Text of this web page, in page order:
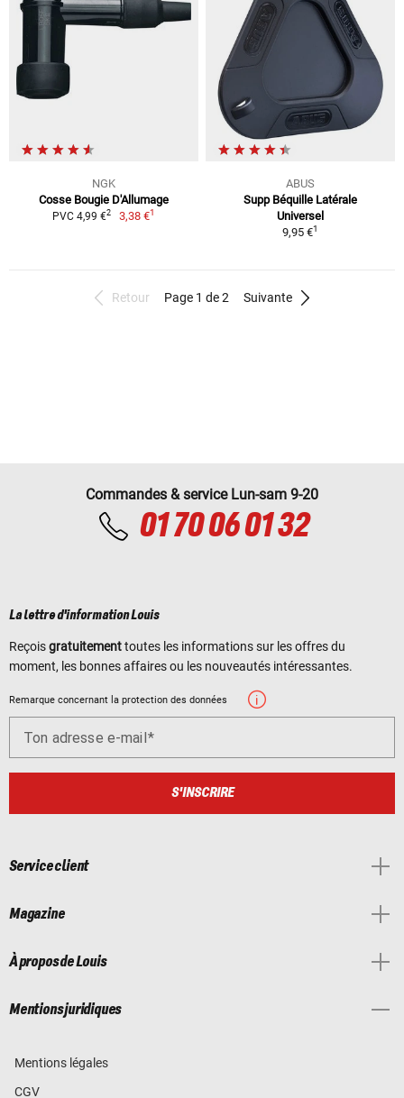
NGK
Cosse Bougie D'Allumage
PVC 4,99 €2 3,38 €1
ABUS
Supp Béquille Latérale
Universel
9,95 €1
Retour Page 1 de 2 Suivante
Commandes & service Lun-sam 9-20
01 70 06 01 32
La lettre d'information Louis
Reçoisgratuitementtoutes les informations sur les offres du
moment, les bonnes affaires ou les nouveautés intéressantes.
Remarque concernant la protection des données
Ton adresse e-mail
S'INSCRIRE
Service client
Magazine
À propos de Louis
Mentions juridiques
Mentions légales
CGV